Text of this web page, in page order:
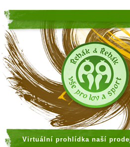
Virtuální prohlídka naší